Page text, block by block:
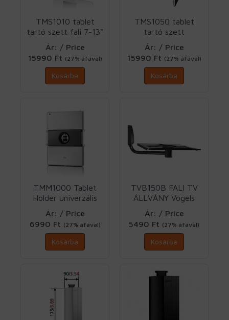
TMS1010 tablet
tartó szett fali 7-13"
Vogels
Ár: / Price
15990 Ft (27% áfával)
Kosárba
TMS1050 tablet
tartó szett
szélvédőre 7-13"
Vogels
Ár: / Price
15990 Ft (27% áfával)
Kosárba
TMM1000 Tablet
Holder univerzális
tablet tartó 7-13"
Vogels
Ár: / Price
6990 Ft (27% áfával)
Kosárba
TVB150B FALI TV
ÁLLVÁNY Vogels
Ár: / Price
5490 Ft (27% áfával)
Kosárba